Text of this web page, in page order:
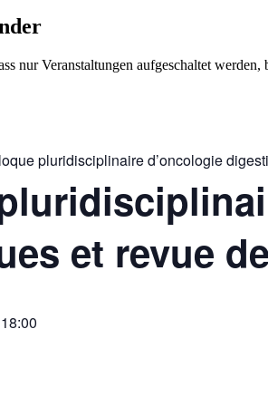
nur Veranstaltungen aufgeschaltet
pluridisciplinaire d’oncologie
et revue
18:00